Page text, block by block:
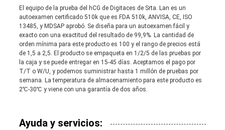
El equipo de la prueba del hCG de Digitaces de Srta. Lan es un
autoexamen certificado 510k que es FDA 510k, ANVISA, CE, ISO
13485, y MDSAP aprobó. Se diseña para un autoexamen fácil y
exacto con una exactitud del resultado de 99,9%. La cantidad de
orden mínima para este producto es 100 y el rango de precios está
de 1,5 a 2,5. El producto se empaqueta en 1/2/5 de las pruebas por
la caja y se puede entregar en 15-45 días. Aceptamos el pago por
T/T o W/U, y podemos suministrar hasta 1 millón de pruebas por
semana. La temperatura de almacenamiento para este producto es
2℃-30℃ y viene con una garantía de dos años.
Ayuda y servicios: